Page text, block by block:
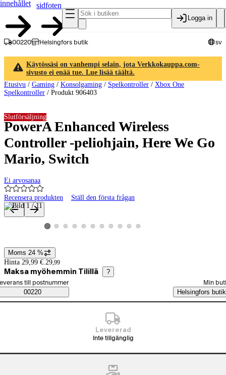
innehållet
sidfoten
Logga in
00220 Helsingfors butik sv
Käytössäsi on vanhempi selain, jota Verkkokauppa.com-
sivusto ei enää tue. Lue lisää täältä.
Etusivu / Gaming / Konsolgaming / Spelkontroller / Xbox One
Spelkontroller / Produkt 906403
PowerA Enhanced Wireless
Controller -peliohjain, Here We Go
Mario, Switch
Ei arvosanaa
Recensera produkten Ställ den första frågan
Slutförsäljning
Produktbilder och videor
Visa produktbild 1
Visa produktbild 2
Visa produktbild 3
Visa produktbild 4
Visa produktbild 5
Visa produktbild 6
Visa produktbild 7
Visa produktbild 8
Visa produktbild 9
Visa produktbild 10
Visa produktbild 11
Prisinformation
Moms 24 %
Hinta 29,99 €. 29,99
Maksa myöhemmin Tilillä ?
Saatavuustiedot
beställningssätt
till postnummer
00220
Min
Helsingfors butik
Levererad
Inte tillgänglig